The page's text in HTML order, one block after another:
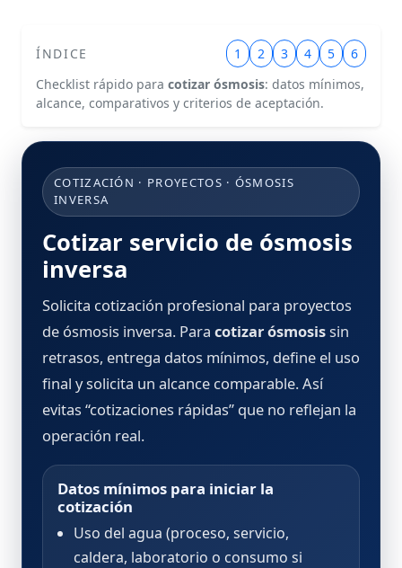
ÍNDICE 1 2 3 4 5
6
Checklist rápido para cotizar ósmosis: datos mínimos,
alcance, comparativos y criterios de aceptación.
COTIZACIÓN · PROYECTOS · ÓSMOSIS
INVERSA
Cotizar servicio de ósmosis
inversa
Solicita cotización profesional para proyectos
de ósmosis inversa. Para cotizar ósmosissin
retrasos, entrega datos mínimos, define el uso
final y solicita un alcance comparable. Así
evitas “cotizaciones rápidas” que no reflejan la
operación real.
Datos mínimos para iniciar la
cotización
Uso del agua (proceso, servicio,
caldera, laboratorio o consumo si